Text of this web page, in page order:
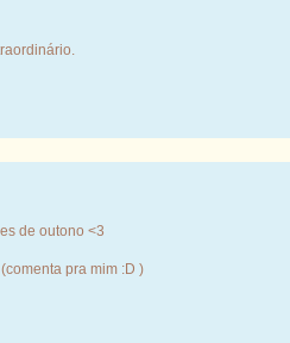
de outono <3
pra mim :D )